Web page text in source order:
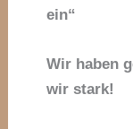
ein“
Wir haben
wir stark!